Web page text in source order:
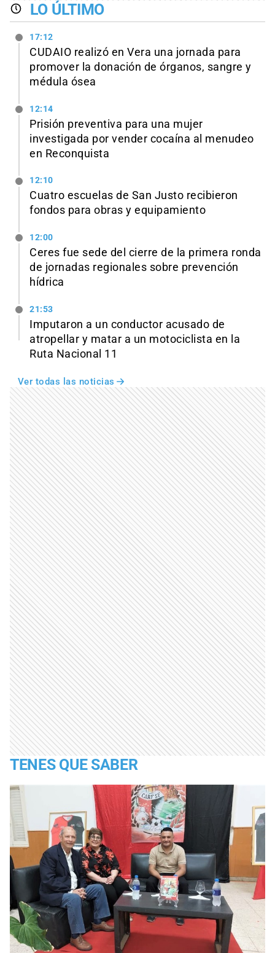
LO ÚLTIMO
17:12
CUDAIO realizó en Vera una jornada para
promover la donación de órganos, sangre y
médula ósea
12:14
Prisión preventiva para una mujer
investigada por vender cocaína al menudeo
en Reconquista
12:10
Cuatro escuelas de San Justo recibieron
fondos para obras y equipamiento
12:00
Ceres fue sede del cierre de la primera ronda
de jornadas regionales sobre prevención
hídrica
21:53
Imputaron a un conductor acusado de
atropellar y matar a un motociclista en la
Ruta Nacional 11
Ver todas las noticias
TENES QUE SABER